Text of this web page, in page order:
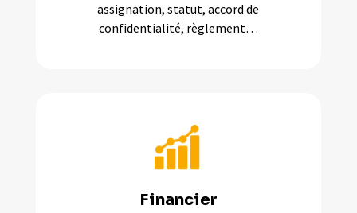
assignation, statut, accord de
confidentialité, règlement…
Financier